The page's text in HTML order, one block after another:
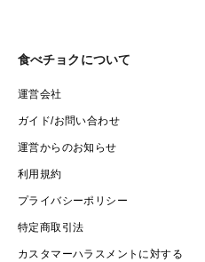
食べチョクについて
運営会社
ガイド/お問い合わせ
運営からのお知らせ
利用規約
プライバシーポリシー
特定商取引法
カスタマーハラスメントに対する